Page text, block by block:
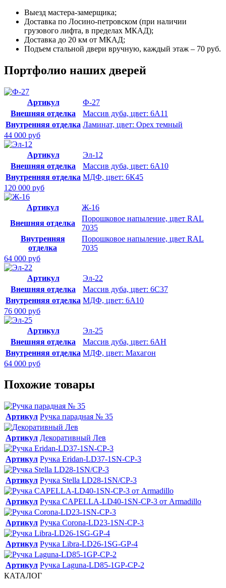
Выезд мастера-замерщика;
Доставка по Лосино-петровском (при наличии
грузового лифта, в пределах МКАД);
Доставка до 20 км от МКАД;
Подъем стальной двери вручную, каждый этаж – 70 руб.
Портфолио наших дверей
Артикул
Ф-27
Внешняя отделка
Массив дуба, цвет: 6А11
Внутренняя отделка Ламинат, цвет: Орех темный
44 000 руб
Артикул
Эл-12
Внешняя отделка
Массив дуба, цвет: 6А10
Внутренняя отделка МДФ, цвет: 6К45
120 000 руб
Артикул
Ж-16
Внешняя отделка
Порошковое напыление, цвет RAL
7035
Внутренняя
отделка
Порошковое напыление, цвет RAL
7035
64 000 руб
Артикул
Эл-22
Внешняя отделка
Массив дуба, цвет: 6С37
Внутренняя отделка МДФ, цвет: 6А10
76 000 руб
Артикул
Эл-25
Внешняя отделка
Массив дуба, цвет: 6АН
Внутренняя отделка МДФ, цвет: Махагон
64 000 руб
Похожие товары
Артикул Ручка парадная № 35
Артикул Декоративный Лев
Артикул Ручка Eridan-LD37-1SN-CP-3
Артикул Ручка Stella LD28-1SN/CP-3
Артикул Ручка CAPELLA-LD40-1SN-CP-3 от Armadillo
Артикул Ручка Corona-LD23-1SN-CP-3
Артикул Ручка Libra-LD26-1SG-GP-4
Артикул Ручка Laguna-LD85-1GP-CP-2
КАТАЛОГ